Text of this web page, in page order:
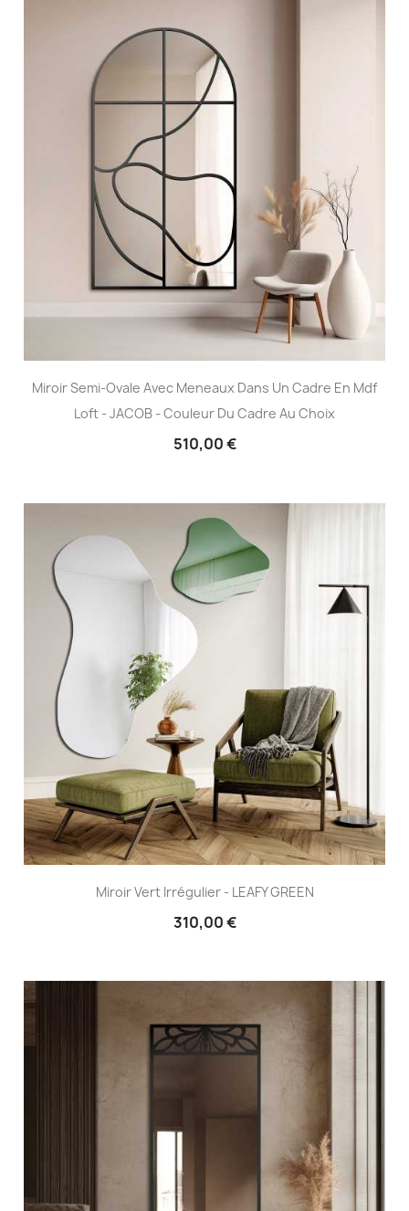
Miroir Semi-Ovale Avec Meneaux Dans Un Cadre En Mdf
Loft - JACOB - Couleur Du Cadre Au Choix
510,00 €
Miroir Vert Irrégulier - LEAFY GREEN
310,00 €